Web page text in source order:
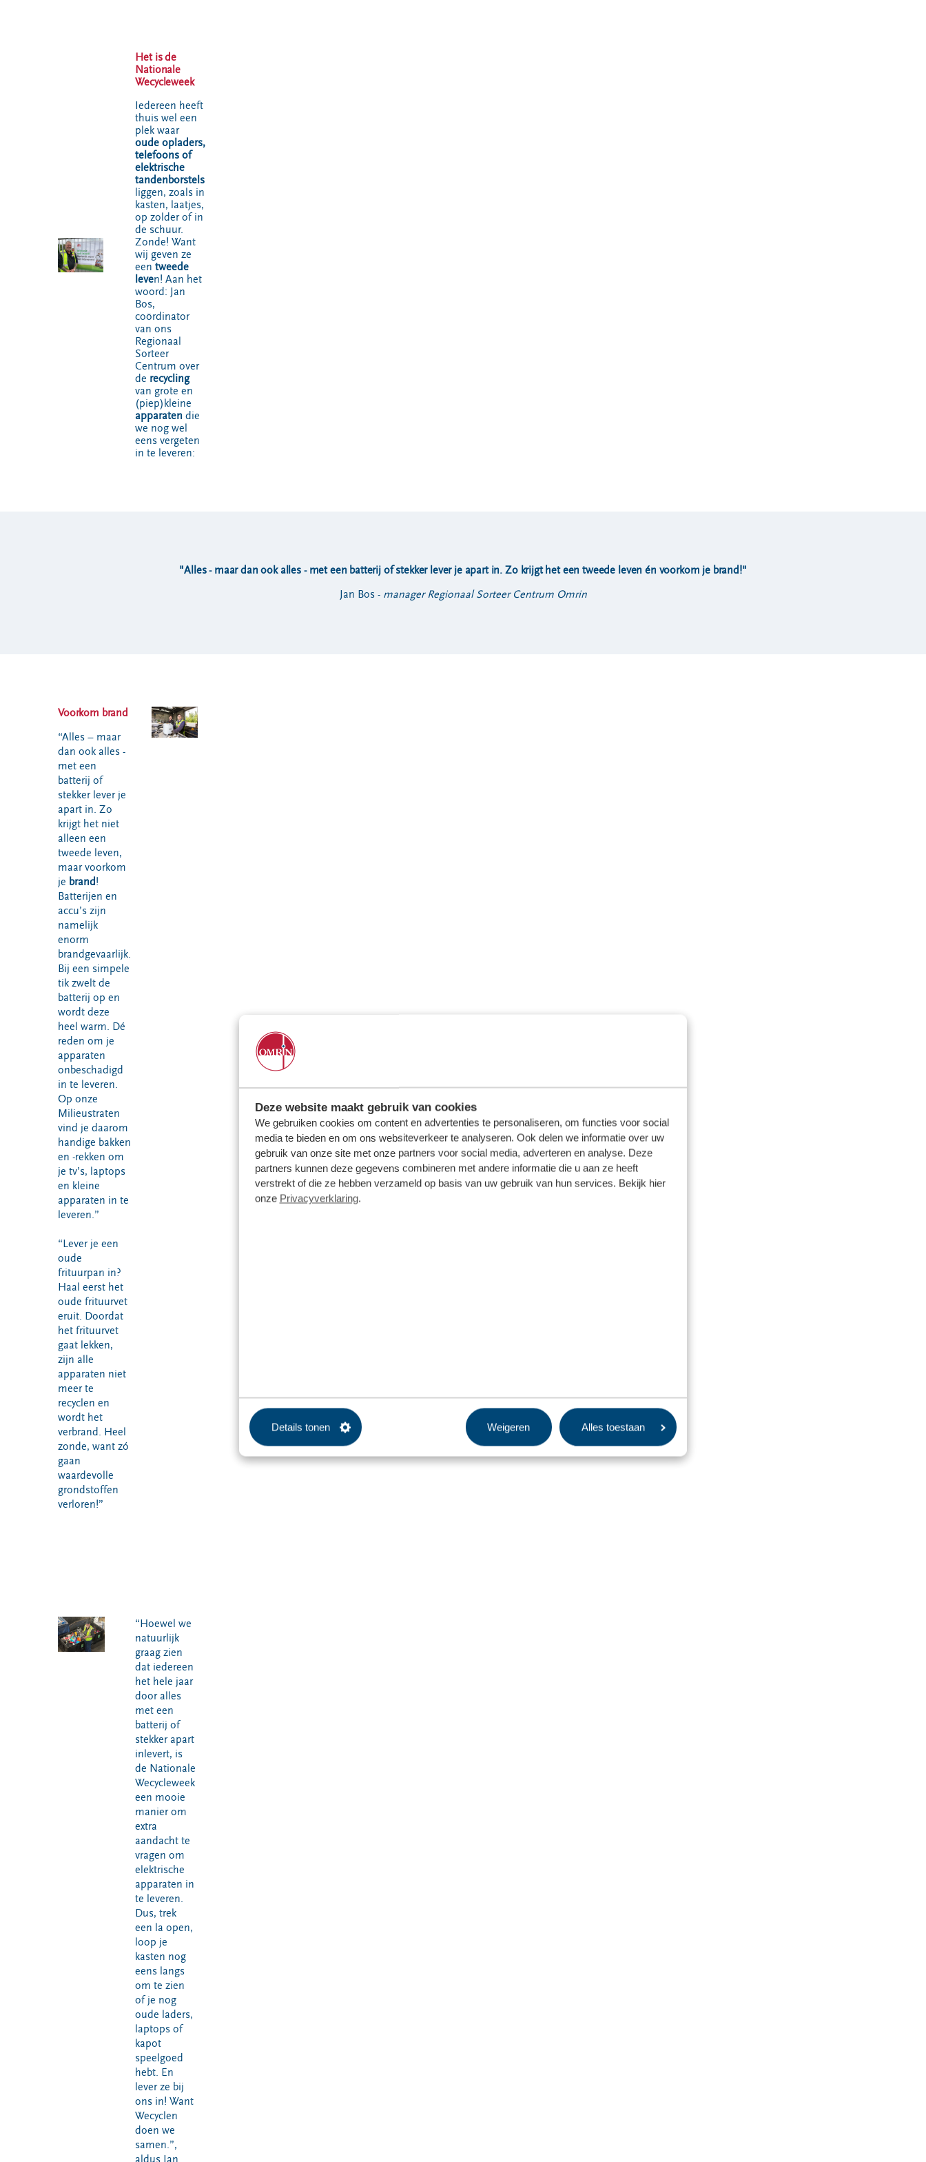
Deze website maakt gebruik van cookies
We gebruiken cookies om content en advertenties te personaliseren, om functies voor social
media te bieden en om ons websiteverkeer te analyseren. Ook delen we informatie over uw
gebruik van onze site met onze partners voor social media, adverteren en analyse. Deze
partners kunnen deze gegevens combineren met andere informatie die u aan ze heeft
verstrekt of die ze hebben verzameld op basis van uw gebruik van hun services. Bekijk hier
onze Privacyverklaring.
Details tonen Weigeren Alles toestaan
Ecopark De
Wierde
Reststoffen
Energie
Centrale
Projecten
Voor leveranciers en bezoekers
Het is de
Nationale
Wecycleweek
Iedereen heeft
thuis wel een
plek waar
oude opladers,
telefoons of
elektrische
tandenborstels
liggen, zoals in
kasten, laatjes,
op zolder of in
de schuur.
Zonde! Want
wij geven ze
eentweede
leven! Aan het
woord: Jan
Bos,
coördinator
van ons
Regionaal
Sorteer
Centrum over
de recycling
van grote en
(piep)kleine
apparaten die
we nog wel
eens vergeten
in te leveren:
"Alles - maar dan ook alles - met een batterij of stekker lever je apart in. Zo krijgt het een tweede leven én voorkom je brand!"
Jan Bos - manager Regionaal Sorteer Centrum Omrin
Voorkom brand
“Alles – maar
dan ook alles -
met een
batterij of
stekker lever je
apart in. Zo
krijgt het niet
alleen een
tweede leven,
maar voorkom
je brand!
Batterijen en
accu’s zijn
namelijk
enorm
brandgevaarlijk.
Bij een simpele
tik zwelt de
batterij op en
wordt deze
heel warm. Dé
reden om je
apparaten
onbeschadigd
in te leveren.
Op onze
Milieustraten
vind je daarom
handige bakken
en -rekken om
je tv’s, laptops
en kleine
apparaten in te
leveren.”
“Lever je een
oude
frituurpan in?
Haal eerst het
oude frituurvet
eruit. Doordat
het frituurvet
gaat lekken,
zijn alle
apparaten niet
meer te
recyclen en
wordt het
verbrand. Heel
zonde, want zó
gaan
waardevolle
grondstoffen
verloren!”
“Hoewel we
natuurlijk
graag zien
dat iedereen
het hele jaar
door alles
met een
batterij of
stekker apart
inlevert, is
de Nationale
Wecycleweek
een mooie
manier om
extra
aandacht te
vragen om
elektrische
apparaten in
te leveren.
Dus, trek
een la open,
loop je
kasten nog
eens langs
om te zien
of je nog
oude laders,
laptops of
kapot
speelgoed
hebt. En
lever ze bij
ons in! Want
Wecyclen
doen we
samen.”,
aldus Jan